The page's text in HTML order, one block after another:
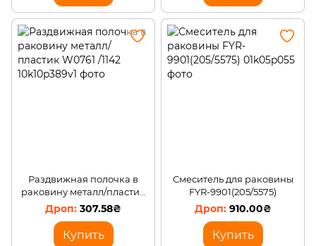
Раздвижная полочка в
раковину металл/пластик
W0761 /1142
307.58₴
Купить
Смеситель для раковины
FYR-9901(205/5575)
910.00₴
Купить